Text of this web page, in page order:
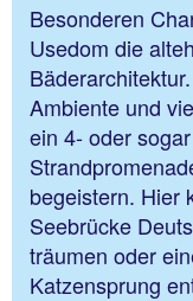
Besonderen
Usedom die
Ambiente und
ein 4- oder
begeistern. Hier
Seebrücke
träumen oder
Katzensprung